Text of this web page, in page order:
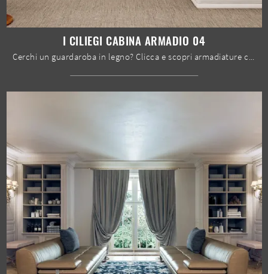
I CILIEGI CABINA ARMADIO 04